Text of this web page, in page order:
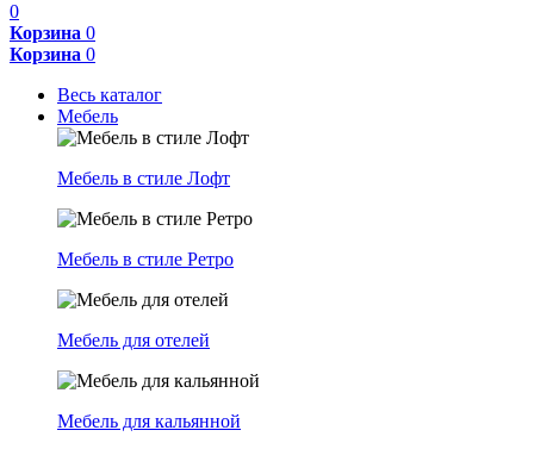
0
Корзина 0
Корзина 0
Весь каталог
Мебель
Мебель в стиле Лофт
Мебель в стиле Ретро
Мебель для отелей
Мебель для кальянной